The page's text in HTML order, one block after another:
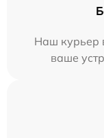
Наш курьер
ваше